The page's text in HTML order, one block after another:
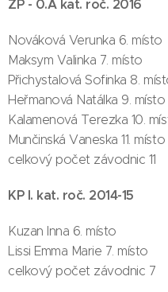
ZP - 0.A kat. roč. 2016
Nováková Verunka 6. místo
Maksym Valinka 7. místo
Přichystalová Sofinka 8.
Heřmanová Natálka 9. místo
Kalamenová Terezka 10.
Munčinská Vaneska 11. místo
celkový počet závodnic 11
KP I. kat. roč. 2014-15
Kuzan Inna 6. místo
Lissi Emma Marie 7. místo
celkový počet závodnic 7